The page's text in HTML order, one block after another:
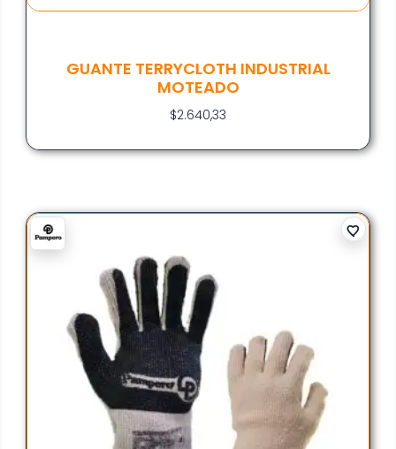
GUANTE TERRYCLOTH INDUSTRIAL
MOTEADO
$2.640,33